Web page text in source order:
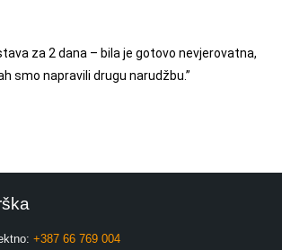
za 2 dana – bila je gotovo nevjerovatna,
smo napravili drugu narudžbu.”
+387 66 769 004